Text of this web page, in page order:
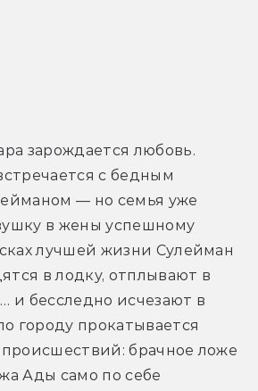
зарождается любовь.
с бедным
— но семья уже
в жены успешному
лучшей жизни Сулейман
в лодку, отплывают в
и бесследно исчезают в
городу прокатывается
брачное ложе
Ады само по себе